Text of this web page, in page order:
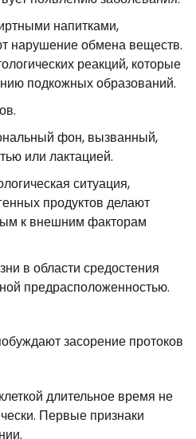
напитками,
нарушение обмена веществ.
реакций, которые
подкожных образований.
фон, вызванный,
или лактацией.
ситуация,
продуктов делают
к внешним факторам
в области средостения
предрасположенностью.
засорение протоков
длительное время не
Первые признаки